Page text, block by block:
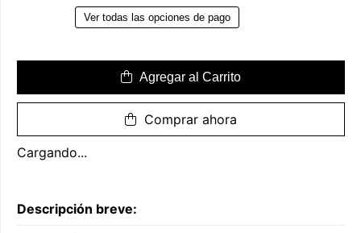
Ver todas las opciones de pago
Agregar al Carrito
Comprar ahora
Cargando...
Descripción breve: